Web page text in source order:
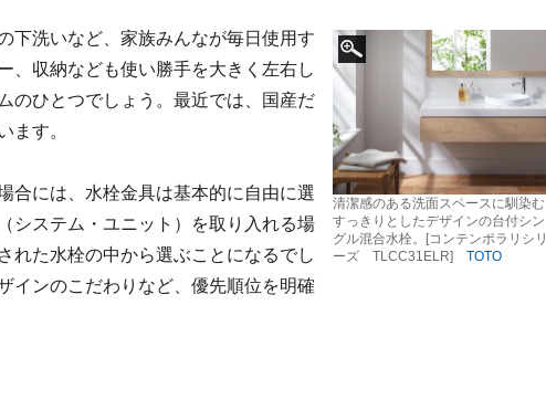
清潔感のある洗面スペースに馴染む
すっきりとしたデザインの台付シン
グル混合水栓。[コンテンポラリシリ
ーズ TLCC31ELR] TOTO
下洗いなど、家族みんなが毎日使用す
、収納なども使い勝手を大きく左右し
のひとつでしょう。最近では、国産だ
ます。
合には、水栓金具は基本的に自由に選
システム・ユニット）を取り入れる場
れた水栓の中から選ぶことになるでし
インのこだわりなど、優先順位を明確